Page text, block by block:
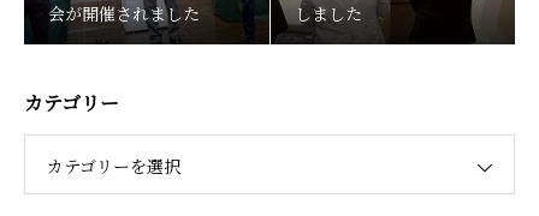
会が開催されました
しました
カテゴリー
カテゴリーを選択